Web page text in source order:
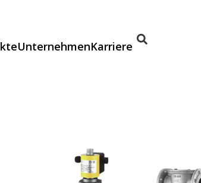
UnternehmenKarriere